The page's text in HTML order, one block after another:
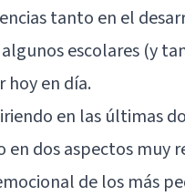
tanto en el
escolares (y
hoy en día.
en las últimas
dos aspectos muy
de los más